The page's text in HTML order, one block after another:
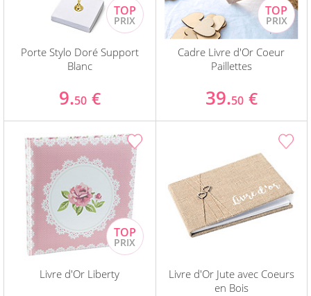
Porte Stylo Doré Support
Blanc
9.50 €
Cadre Livre d'Or Coeur
Paillettes
39.50 €
Livre d'Or Liberty
Livre d'Or Jute avec Coeurs
en Bois